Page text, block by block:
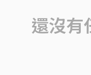
還沒有